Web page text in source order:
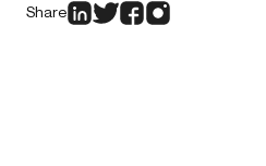
Share